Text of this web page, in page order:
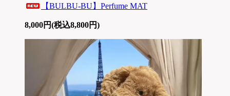
【BULBU-BU】Perfume MAT
8,000円(税込8,800円)